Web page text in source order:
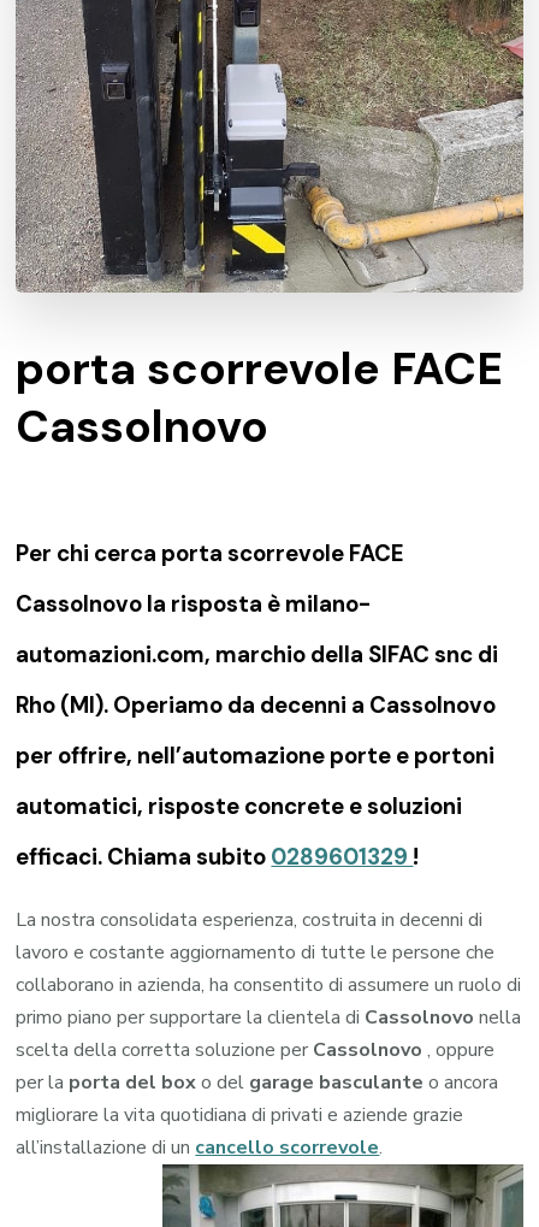
porta scorrevole FACE
Cassolnovo
Per chi cerca porta scorrevole FACE
Cassolnovo la risposta è milano-
automazioni.com, marchio della SIFAC snc di
Rho (MI). Operiamo da decenni a Cassolnovo
per offrire, nell’automazione porte e portoni
automatici, risposte concrete e soluzioni
efficaci. Chiama subito 0289601329 !
La nostra consolidata esperienza, costruita in decenni di
lavoro e costante aggiornamento di tutte le persone che
collaborano in azienda, ha consentito di assumere un ruolo di
primo piano per supportare la clientela di Cassolnovo nella
scelta della corretta soluzione per Cassolnovo , oppure
per la porta del boxo del garage basculante o ancora
migliorare la vita quotidiana di privati e aziende grazie
all’installazione di un cancello scorrevole.